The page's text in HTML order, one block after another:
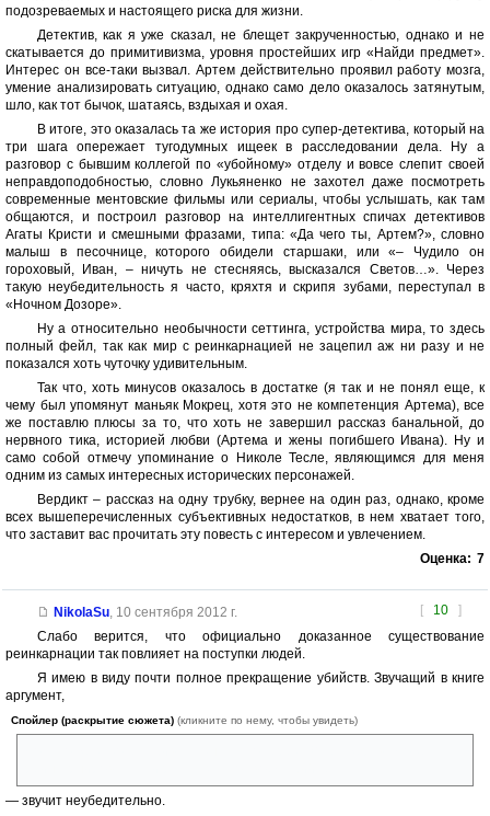
подозреваемых и настоящего риска для жизни.
Детектив, как я уже сказал, не блещет закрученностью, однако и не
скатывается до примитивизма, уровня простейших игр «Найди предмет».
Интерес он все-таки вызвал. Артем действительно проявил работу мозга,
умение анализировать ситуацию, однако само дело оказалось затянутым,
шло, как тот бычок, шатаясь, вздыхая и охая.
В итоге, это оказалась та же история про супер-детектива, который на
три шага опережает тугодумных ищеек в расследовании дела. Ну а
разговор с бывшим коллегой по «убойному» отделу и вовсе слепит своей
неправдоподобностью, словно Лукьяненко не захотел даже посмотреть
современные ментовские фильмы или сериалы, чтобы услышать, как там
общаются, и построил разговор на интеллигентных спичах детективов
Агаты Кристи и смешными фразами, типа: «Да чего ты, Артем?», словно
малыш в песочнице, которого обидели старшаки, или «– Чудило он
гороховый, Иван, – ничуть не стесняясь, высказался Светов…». Через
такую неубедительность я часто, кряхтя и скрипя зубами, переступал в
«Ночном Дозоре».
Ну а относительно необычности сеттинга, устройства мира, то здесь
полный фейл, так как мир с реинкарнацией не зацепил аж ни разу и не
показался хоть чуточку удивительным.
Так что, хоть минусов оказалось в достатке (я так и не понял еще, к
чему был упомянут маньяк Мокрец, хотя это не компетенция Артема), все
же поставлю плюсы за то, что хоть не завершил рассказ банальной, до
нервного тика, историей любви (Артема и жены погибшего Ивана). Ну и
само собой отмечу упоминание о Николе Тесле, являющимся для меня
одним из самых интересных исторических персонажей.
Вердикт – рассказ на одну трубку, вернее на один раз, однако, кроме
всех вышеперечисленных субъективных недостатков, в нем хватает того,
что заставит вас прочитать эту повесть с интересом и увлечением.
Оценка: 7
[ 10 ]
NikolaSu, 10 сентября 2012 г.
Слабо верится, что официально доказанное существование
реинкарнации так повлияет на поступки людей.
Я имею в виду почти полное прекращение убийств. Звучащий в книге
аргумент,
Спойлер (раскрытие сюжета) (кликните по нему, чтобы увидеть)
— звучит неубедительно.